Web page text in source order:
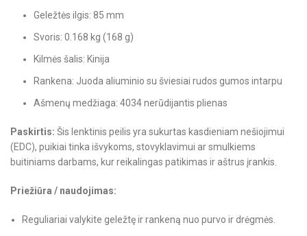
Geležtės ilgis: 85 mm
Svoris: 0.168 kg (168 g)
Kilmės šalis: Kinija
Rankena: Juoda aliuminio su šviesiai rudos gumos intarpu
Ašmenų medžiaga: 4034 nerūdijantis plienas
Paskirtis: Šis lenktinis peilis yra sukurtas kasdieniam nešiojimui
(EDC), puikiai tinka išvykoms, stovyklavimui ar smulkiems
buitiniams darbams, kur reikalingas patikimas ir aštrus įrankis.
Priežiūra / naudojimas:
Reguliariai valykite geležtę ir rankeną nuo purvo ir drėgmės.